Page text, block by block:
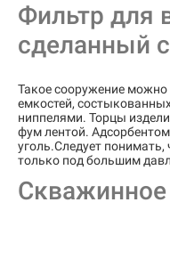
Фильтр для
сделанный
Такое сооружение можно
емкостей,
ниппелями. Торцы
фум лентой.
уголь.Следует понимать,
только под большим
Скважинное